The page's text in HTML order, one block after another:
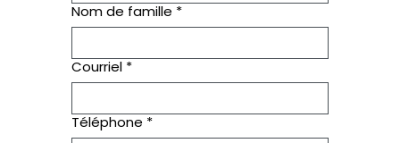
Nom de famille *
Courriel *
Téléphone *